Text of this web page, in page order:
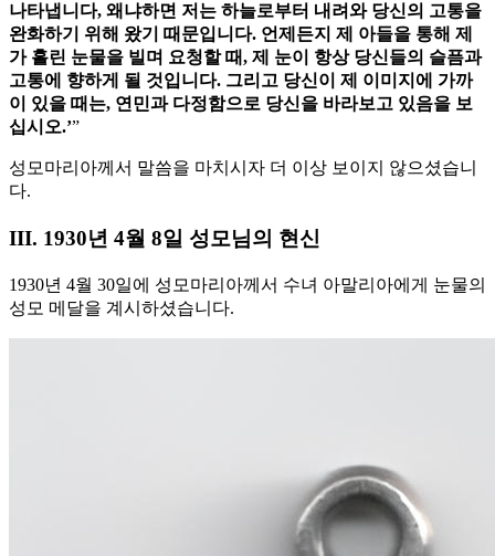
나타냅니다, 왜냐하면 저는 하늘로부터 내려와 당신의 고통을
완화하기 위해 왔기 때문입니다. 언제든지 제 아들을 통해 제
가 흘린 눈물을 빌며 요청할 때, 제 눈이 항상 당신들의 슬픔과
고통에 향하게 될 것입니다. 그리고 당신이 제 이미지에 가까
이 있을 때는, 연민과 다정함으로 당신을 바라보고 있음을 보
십시오.’”
성모마리아께서 말씀을 마치시자 더 이상 보이지 않으셨습니
다.
III. 1930년 4월 8일 성모님의 현신
1930년 4월 30일에 성모마리아께서 수녀 아말리아에게 눈물의
성모 메달을 계시하셨습니다.